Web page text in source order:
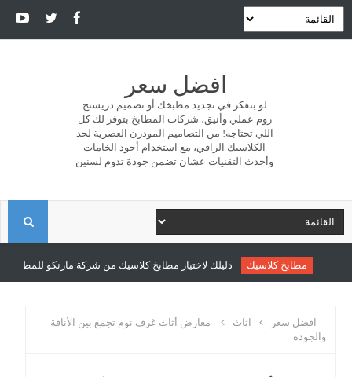
افضل سعر
لو بتفكر في تجديد مطبخك أو تصميم دريسنج
روم عملي وأنيق، شركات المطابخ بتوفر لك كل
اللي تحتاجه! من التصاميم المودرن العصرية لحد
الكلاسيك الراقي، مع استخدام أجود الخامات
وأحدث التقنيات عشان تضمن جودة تدوم لسنين
ا
مطابخ كلاسيك دليلك لاختيار مطابخ كلاسيك من شركة مارنكو للمطابخ
افضل سعر اثاث
معارض أثاث غرف نوم تجمع بين الأناقة
والجودة